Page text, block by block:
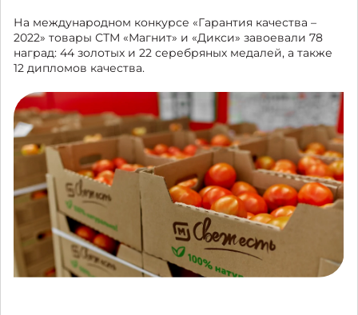
На международном конкурсе «Гарантия качества –
2022» товары СТМ «Магнит» и «Дикси» завоевали 78
наград: 44 золотых и 22 серебряных медалей, а также
12 дипломов качества.